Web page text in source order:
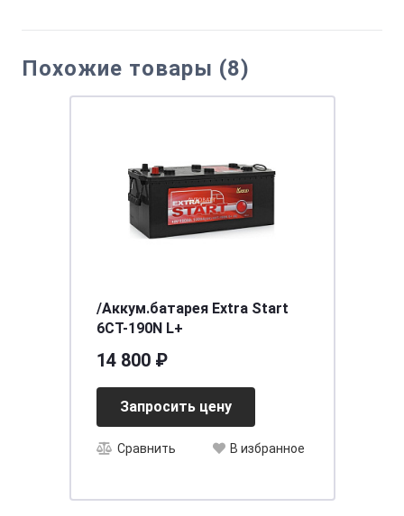
Похожие товары (8)
/Аккум.батарея Extra Start
6CT-190N L+
14 800 ₽
Запросить цену
Сравнить В избранное